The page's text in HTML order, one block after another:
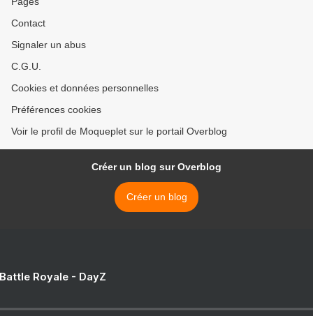
Contact
Signaler un abus
C.G.U.
Cookies et données personnelles
Préférences cookies
Voir le profil de Moqueplet sur le portail Overblog
Créer un blog sur Overblog
Créer un blog
Royale - DayZ